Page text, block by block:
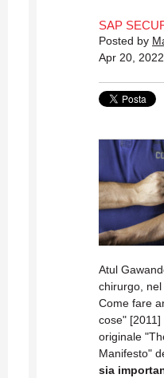
SAP
Posted by
Apr 20,
Atul
chirurgo, nel
Come fare
cose"
originale
Manifesto"
sia